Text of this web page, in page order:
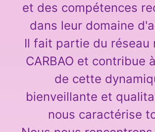
et des compétences
dans leur domaine
Il fait partie du réseau
CARBAO et contribue
de cette
bienveillante et
nous caractérise